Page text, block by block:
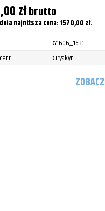
złbrutto
najniższa cena:1570,00 zł.
KY1606_1631
Kuryakyn
ZOBACZ